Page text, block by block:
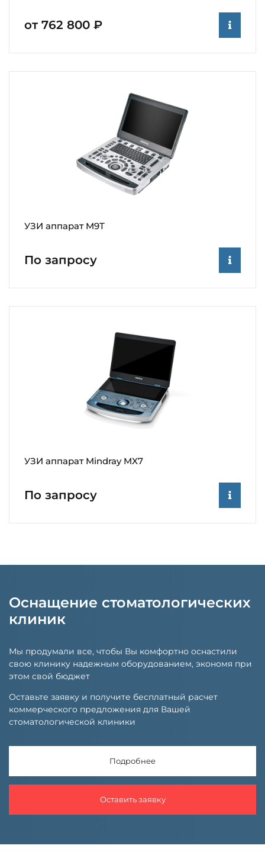
от 762 800 ₽
УЗИ аппарат M9T
По запросу
УЗИ аппарат Mindray MX7
По запросу
Оснащение стоматологических
клиник
Мы продумали все, чтобы Вы комфортно оснастили
свою клинику надежным оборудованием, экономя при
этом свой бюджет
Оставьте заявку и получите бесплатный расчет
коммерческого предложения для Вашей
стоматологической клиники
Подробнее
Оставить заявку